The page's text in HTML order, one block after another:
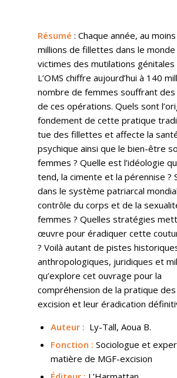
Résumé : Chaque année, au
millions de fillettes dans le
victimes des mutilations génitales
L’OMS chiffre aujourd’hui à 140
nombre de femmes souffrant des
de ces opérations. Quels sont
fondement de cette pratique
tue des fillettes et affecte la
psychique ainsi que le bien-être
femmes ? Quelle est l’idéologie
tend, la cimente et la pérennise ?
dans le système patriarcal
contrôle du corps et de la
femmes ? Quelles stratégies
œuvre pour éradiquer cette
? Voilà autant de pistes
anthropologiques, juridiques et
qu’explore cet ouvrage pour la
compréhension de la pratique des
excision et leur éradication
Auteur : Ly-Tall, Aoua B.
Fonction : Sociologue et
matière de MGF-excision